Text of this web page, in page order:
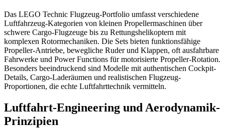
Das LEGO Technic Flugzeug-Portfolio umfasst verschiedene
Luftfahrzeug-Kategorien von kleinen Propellermaschinen über
schwere Cargo-Flugzeuge bis zu Rettungshelikoptern mit
komplexen Rotormechaniken. Die Sets bieten funktionsfähige
Propeller-Antriebe, bewegliche Ruder und Klappen, oft ausfahrbare
Fahrwerke und Power Functions für motorisierte Propeller-Rotation.
Besonders beeindruckend sind Modelle mit authentischen Cockpit-
Details, Cargo-Laderäumen und realistischen Flugzeug-
Proportionen, die echte Luftfahrttechnik vermitteln.
Luftfahrt-Engineering und Aerodynamik-
Prinzipien